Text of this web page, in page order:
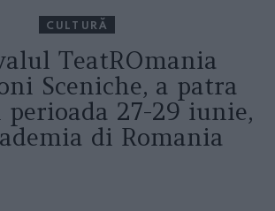
CULTURĂ
TeatROmania
Sceniche, a patra
27-29 iunie,
di Romania